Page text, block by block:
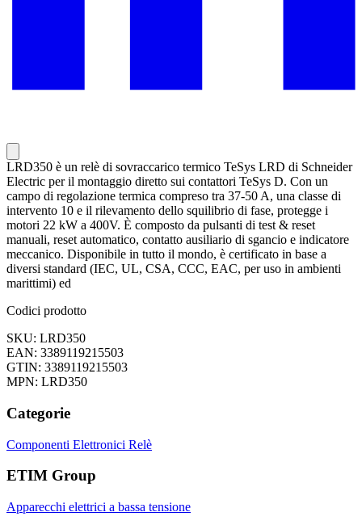
LRD350 è un relè di sovraccarico termico TeSys LRD di Schneider
Electric per il montaggio diretto sui contattori TeSys D. Con un
campo di regolazione termica compreso tra 37-50 A, una classe di
intervento 10 e il rilevamento dello squilibrio di fase, protegge i
motori 22 kW a 400V. È composto da pulsanti di test & reset
manuali, reset automatico, contatto ausiliario di sgancio e indicatore
meccanico. Disponibile in tutto il mondo, è certificato in base a
diversi standard (IEC, UL, CSA, CCC, EAC, per uso in ambienti
marittimi) ed
Codici prodotto
SKU: LRD350
EAN: 3389119215503
GTIN: 3389119215503
MPN: LRD350
Categorie
Componenti Elettronici Relè
ETIM Group
Apparecchi elettrici a bassa tensione